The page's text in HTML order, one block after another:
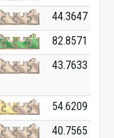
44.3647
82.8571
43.7633
54.6209
40.7565